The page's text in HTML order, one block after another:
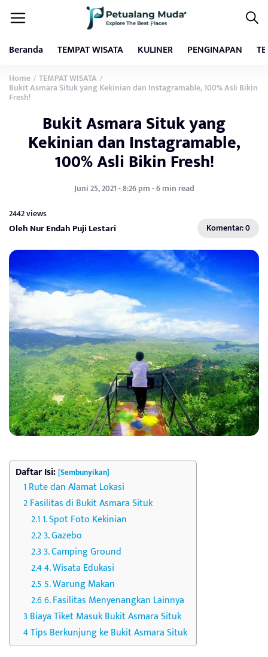
Beranda TEMPAT WISATA KULINER PENGINAPAN
Home / TEMPAT WISATA /
Bukit Asmara Situk yang Kekinian dan Instagramable, 100% Asli Bikin
Fresh!
Bukit Asmara Situk yang
Kekinian dan Instagramable,
100% Asli Bikin Fresh!
Juni 25, 2021 - 8:26 pm - 6 min read
2442 views
Oleh Nur Endah Puji Lestari Komentar: 0
Daftar Isi:[Sembunyikan]
Rute dan Alamat Lokasi
Fasilitas di Bukit Asmara Situk
1. Spot Foto Kekinian
3. Gazebo
3. Camping Ground
4. Wisata Edukasi
5. Warung Makan
6. Fasilitas Menyenangkan Lainnya
Biaya Tiket Masuk Bukit Asmara Situk
Tips Berkunjung ke Bukit Asmara Situk